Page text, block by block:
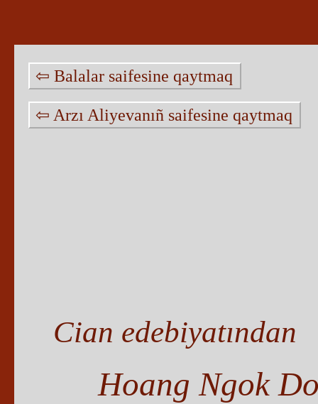
⇦ Balalar saifesine qaytmaq
⇦ Arzı Aliyevanıñ saifesine qaytmaq
Cian edebiyatından
Hoang Ngok